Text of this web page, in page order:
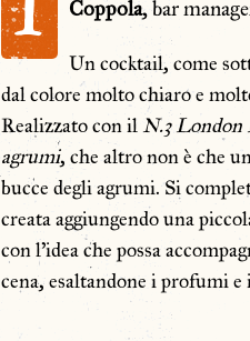
Coppola, bar
Un cocktail, come
dal colore molto chiaro e
Realizzato con ilN.3 London
agrumi, che altro non è che
bucce degli agrumi. Si
creata aggiungendo una
con l’idea che possa
cena, esaltandone i profumi e